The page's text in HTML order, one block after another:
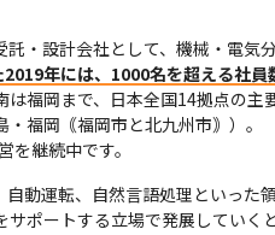
・設計会社として、機械・電気
年には、1000名を超える社
福岡まで、日本全国14拠点の
福岡｟福岡市と北九州市｠）。
継続中です。
動運転、自然言語処理といった
ポートする立場で発展していく